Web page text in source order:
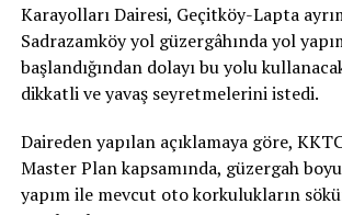
Karayolları Dairesi, Geçitköy-Lapta
Sadrazamköy yol güzergâhında yol
başlandığından dolayı bu yolu
dikkatli ve yavaş seyretmelerini istedi.
Daireden yapılan açıklamaya göre,
Master Plan kapsamında, güzergah
yapım ile mevcut oto korkulukların